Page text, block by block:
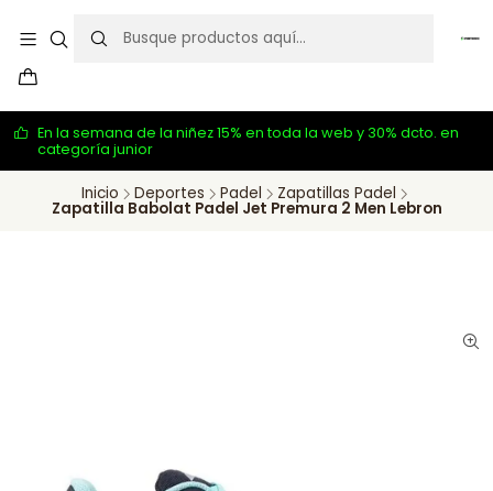
En la semana de la niñez 15% en toda la web y 30% dcto. en
categoría junior
Inicio Deportes Padel Zapatillas Padel
Zapatilla Babolat Padel Jet Premura 2 Men Lebron